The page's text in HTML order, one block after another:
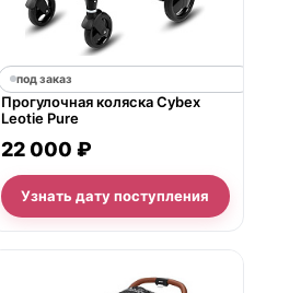
под заказ
Прогулочная коляска Cybex
Leotie Pure
22 000 ₽
Узнать дату поступления